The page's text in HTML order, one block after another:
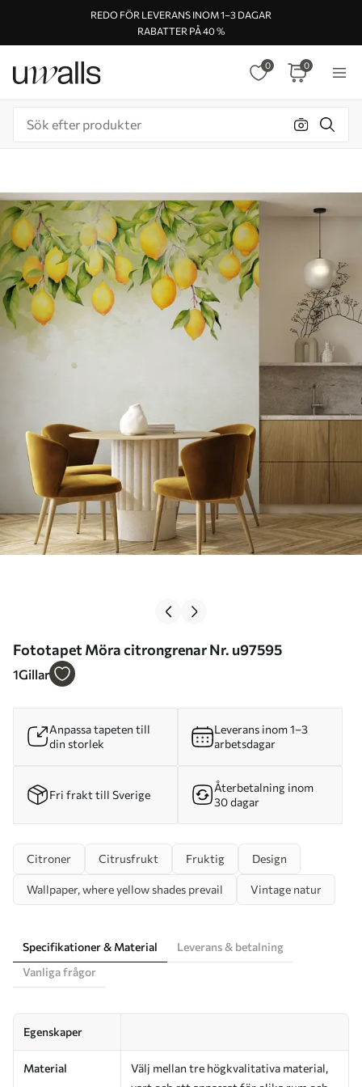
REDO FÖR LEVERANS INOM 1–3 DAGAR
RABATTER PÅ 40 %
0 0
Fototapet Möra citrongrenar Nr. u97595
1Gillar
Anpassa tapeten till
din storlek
Leverans inom 1–3
arbetsdagar
Fri frakt till Sverige
Återbetalning inom
30 dagar
Citroner Citrusfrukt Fruktig Design
Wallpaper, where yellow shades prevail Vintage natur
Specifikationer & Material
Leverans & betalning
Vanliga frågor
Egenskaper
Material
Välj mellan tre högkvalitativa material,